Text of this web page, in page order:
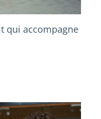
qui accompagne